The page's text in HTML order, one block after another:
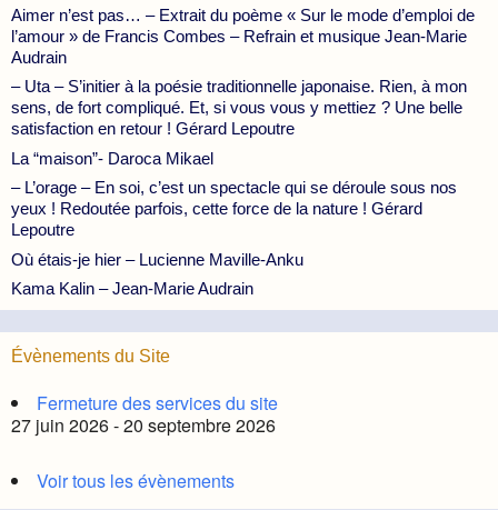
Aimer n’est pas… – Extrait du poème « Sur le mode d’emploi de
l’amour » de Francis Combes – Refrain et musique Jean-Marie
Audrain
– Uta – S’initier à la poésie traditionnelle japonaise. Rien, à mon
sens, de fort compliqué. Et, si vous vous y mettiez ? Une belle
satisfaction en retour ! Gérard Lepoutre
La “maison”- Daroca Mikael
– L’orage – En soi, c’est un spectacle qui se déroule sous nos
yeux ! Redoutée parfois, cette force de la nature ! Gérard
Lepoutre
Où étais-je hier – Lucienne Maville-Anku
Kama Kalin – Jean-Marie Audrain
Évènements du Site
Fermeture des services du site
27 juin 2026 - 20 septembre 2026
Voir tous les évènements